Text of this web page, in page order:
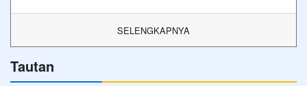
SELENGKAPNYA
Tautan